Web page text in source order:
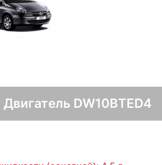
Двигатель DW10BTED4